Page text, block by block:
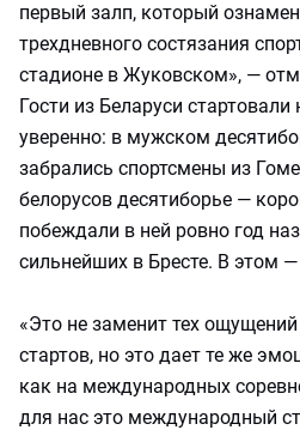
первый залп, который
трехдневного состязания
стадионе в Жуковском», —
Гости из Беларуси стартовали
уверенно: в мужском
забрались спортсмены из
белорусов десятиборье —
побеждали в ней ровно год
сильнейших в Бресте. В этом
«Это не заменит тех
стартов, но это дает те же
как на международных
для нас это международный